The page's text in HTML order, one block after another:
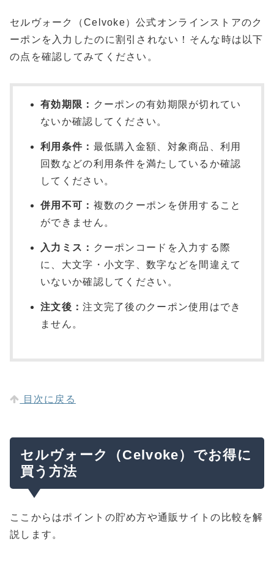
セルヴォーク（Celvoke）公式オンラインストアのク
ーポンを入力したのに割引されない！そんな時は以下
の点を確認してみてください。
有効期限： クーポンの有効期限が切れてい
ないか確認してください。
利用条件： 最低購入金額、対象商品、利用
回数などの利用条件を満たしているか確認
してください。
併用不可： 複数のクーポンを併用すること
ができません。
入力ミス： クーポンコードを入力する際
に、大文字・小文字、数字などを間違えて
いないか確認してください。
注文後：注文完了後のクーポン使用はでき
ません。
目次に戻る
セルヴォーク（Celvoke）でお得に
買う方法
ここからはポイントの貯め方や通販サイトの比較を解
説します。